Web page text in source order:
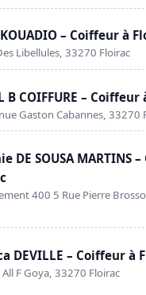
– Coiffeur à
Libellules, 33270 Floirac
B COIFFURE –
Gaston Cabannes, 33270
DE SOUSA MARTINS
400 5 Rue Pierre
DEVILLE – Coiffeur à
F Goya, 33270 Floirac